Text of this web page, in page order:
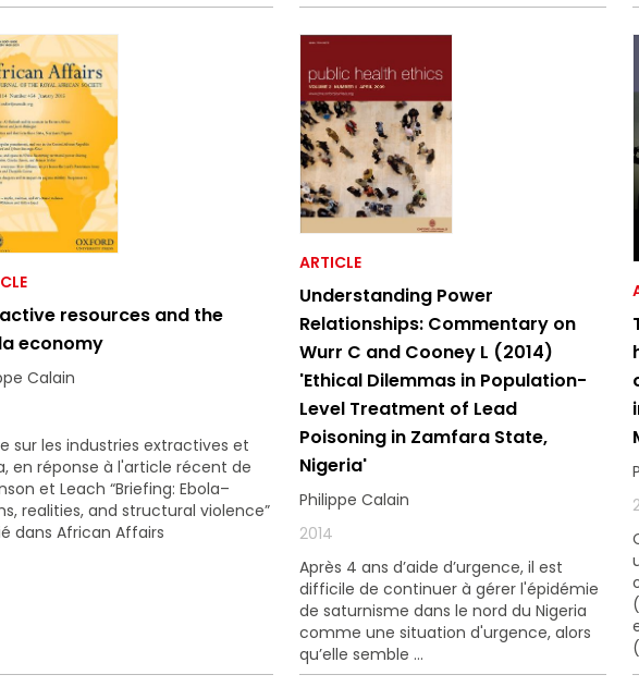
resources and the
economy
Calain
sur les industries extractives et
en réponse à l'article récent de
et Leach “Briefing: Ebola–
realities, and structural violence”
dans African Affairs
ARTICLE
Understanding Power
Relationships: Commentary on
Wurr C and Cooney L (2014)
'Ethical Dilemmas in Population-
Level Treatment of Lead
Poisoning in Zamfara State,
Nigeria'
Philippe Calain
2014
Après 4 ans d’aide d’urgence, il est
difficile de continuer à gérer l'épidémie
de saturnisme dans le nord du Nigeria
comme une situation d'urgence, alors
qu’elle semble ...